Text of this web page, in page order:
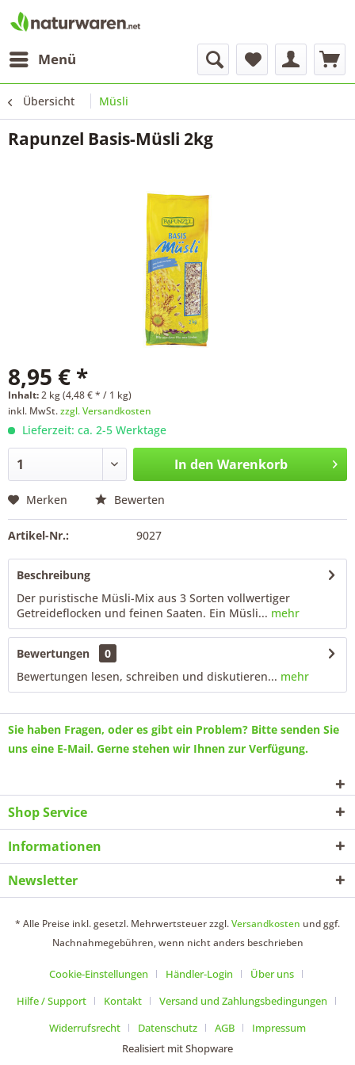
Menü
Übersicht Müsli
Rapunzel Basis-Müsli 2kg
8,95 € *
Inhalt:2 kg (4,48 € * / 1 kg)
inkl. MwSt.zzgl. Versandkosten
Lieferzeit: ca. 2-5 Werktage
In den Warenkorb
Merken Bewerten
Artikel-Nr.: 9027
Beschreibung
Der puristische Müsli-Mix aus 3 Sorten vollwertiger
Getreideflocken und feinen Saaten. Ein Müsli... mehr
Bewertungen
0
Bewertungen lesen, schreiben und diskutieren... mehr
Sie haben Fragen, oder es gibt ein Problem? Bitte senden Sie
uns eine E-Mail. Gerne stehen wir Ihnen zur Verfügung.
Shop Service
Informationen
Newsletter
* Alle Preise inkl. gesetzl. Mehrwertsteuer zzgl.Versandkosten und ggf.
Nachnahmegebühren, wenn nicht anders beschrieben
Cookie-Einstellungen Händler-Login
Über uns
Hilfe / Support
Kontakt
Versand und Zahlungsbedingungen
Widerrufsrecht
Datenschutz AGB
Impressum
Realisiert mit Shopware